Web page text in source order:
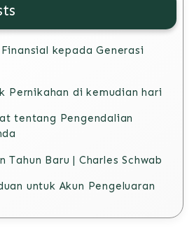
kepada Generasi
Pernikahan di kemudian hari
tentang Pengendalian
Tahun Baru | Charles Schwab
untuk Akun Pengeluaran